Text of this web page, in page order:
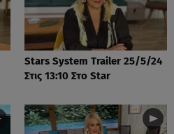
Stars System Trailer 25/5/24
Στις 13:10 Στο Star